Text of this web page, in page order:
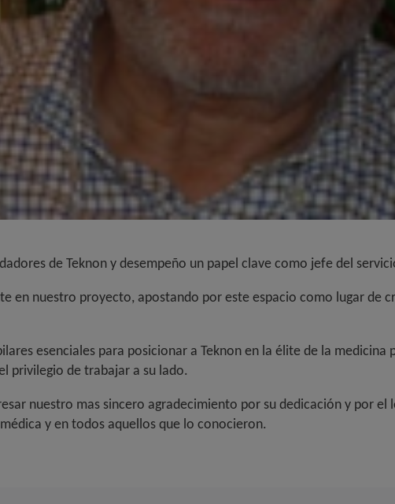
de Teknon y desempeño un papel clave como jefe del
en nuestro proyecto, apostando por este espacio como lugar de
esenciales para posicionar a Teknon en la élite de la
privilegio de trabajar a su lado.
nuestro mas sincero agradecimiento por su dedicación y por
y en todos aquellos que lo conocieron.